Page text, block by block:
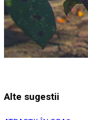
Alte sugestii